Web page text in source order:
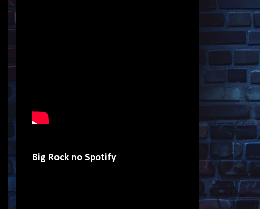
Big Rock no Spotify